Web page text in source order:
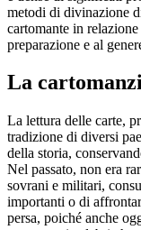
metodi di divinazione
cartomante in
preparazione e al
La
La lettura delle carte,
tradizione di diversi
della storia,
Nel passato, non era
sovrani e militari,
importanti o di
persa, poiché anche